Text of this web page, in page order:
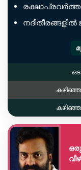
നദീതീരങ്ങളിൽ